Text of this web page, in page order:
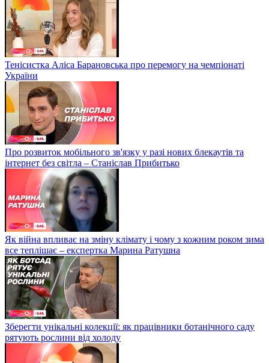
Тенісистка Аліса Барановська про перемогу на чемпіонаті
України
Про розвиток мобільного зв'язку у разі нових блекаутів та
інтернет без світла – Станіслав Прибитько
Як війна впливає на зміну клімату і чому з кожним роком зима
все теплішає – експертка Марина Ратушна
Зберегти унікальні колекції: як працівники ботанічного саду
рятують рослини від холоду